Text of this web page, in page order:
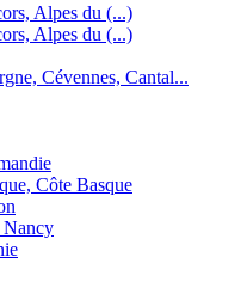
Alpes du (...)
Alpes du (...)
Cévennes, Cantal...
Côte Basque
Nancy